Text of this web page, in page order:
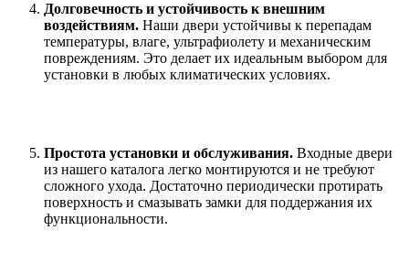
Долговечность и устойчивость к внешним
воздействиям. Наши двери устойчивы к перепадам
температуры, влаге, ультрафиолету и механическим
повреждениям. Это делает их идеальным выбором для
установки в любых климатических условиях.
Простота установки и обслуживания. Входные двери
из нашего каталога легко монтируются и не требуют
сложного ухода. Достаточно периодически протирать
поверхность и смазывать замки для поддержания их
функциональности.